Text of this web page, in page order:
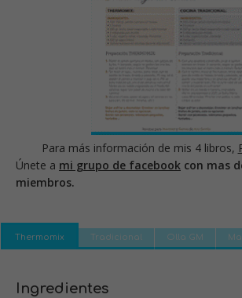
Para más información de mis 4 libros,
Únete a mi grupo de facebook con mas
miembros.
Thermomix Tradicional Olla GM
Ingredientes